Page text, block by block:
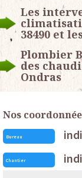
Les
38490 et
Plombier
des
Ondras
Nos
Bureau
Chantier